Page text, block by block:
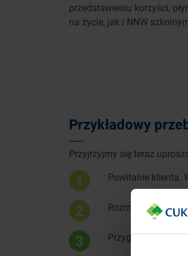
przedstawieniu korzyści,
na życie, jak i NNW
Przykładowy
Przyjrzyjmy się teraz
1 Powitanie klienta.
2 Rozmowa na
3 Przygotowanie